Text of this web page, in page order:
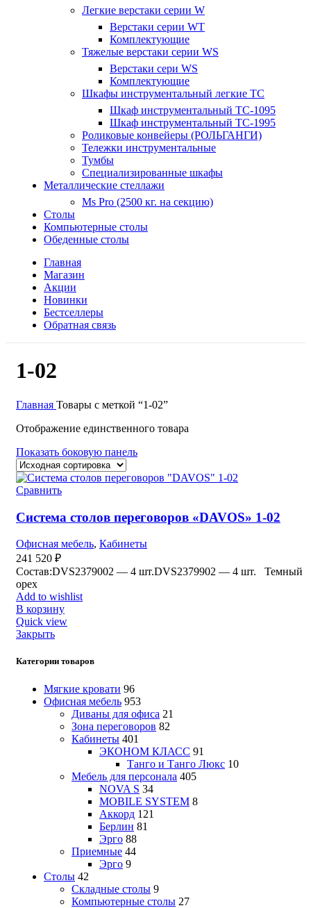
Легкие верстаки серии W
Верстаки серии WT
Комплектующие
Тяжелые верстаки серии WS
Верстаки сери WS
Комплектующие
Шкафы инструментальный легкие ТС
Шкаф инструментальный TC-1095
Шкаф инструментальный TC-1995
Роликовые конвейеры (РОЛЬГАНГИ)
Тележки инструментальные
Тумбы
Специализированные шкафы
Металлические стеллажи
Ms Pro (2500 кг. на секцию)
Столы
Компьютерные столы
Обеденные столы
Главная
Магазин
Акции
Новинки
Бестселлеры
Обратная связь
1-02
Закрыть
Категории товаров
Мягкие кровати 96
Офисная мебель 953
Диваны для офиса 21
Зона переговоров 82
Кабинеты 401
ЭКОНОМ КЛАСС 91
Танго и Танго Люкс 10
Мебель для персонала 405
NOVA S 34
MOBILE SYSTEM 8
Аккорд 121
Берлин 81
Эрго 88
Приемные 44
Эрго 9
Столы 42
Складные столы 9
Компьютерные столы 27
Главная Товары с меткой “1-02”
Отображение единственного товара
Показать боковую панель
Сравнить
Система столов переговоров «DAVOS» 1-02
Офисная мебель, Кабинеты
241 520 ₽
Состав:DVS2379002 — 4 шт.DVS2379902 — 4 шт. Темный
орех
Add to wishlist
В корзину
Quick view